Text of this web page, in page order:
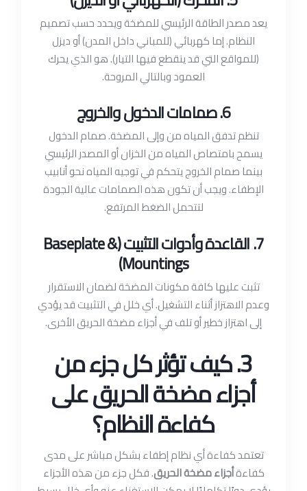
يعد مصدر الطاقة الرئيسي للمضخة ويحدد حسب تصميم
النظام. إما كهربائي (للمباني داخل المدن) أو ديزل
(للمواقع التي قد ينقطع فيها التيار). هو الذي يحرك
العمود وبالتالي المروحة.
6. صمامات الدخول والخروج
تنظم تدفق المياه من وإلى المضخة. صمام الدخول
يسمح بامتصاص المياه من الخزان أو المصدر الرئيسي
بينما صمام الخروج يتحكم في توجيه المياه نحو أنابيب
الإطفاء. ويجب أن تكون هذه الصمامات عالية الجودة
لتتحمل الضغط المرتفع.
7. القاعدة وأدوات التثبيت (Baseplate &
Mountings)
تثبت عليها كافة مكونات المضخة لضمان الاستقرار
وعدم الاهتزاز أثناء التشغيل. أي خلل في التثبيت قد يؤدي
إلى اهتزاز خطير أو تلف في أجزاء مضخة الحريق الأخرى.
3. كيف تؤثر كل جزء من
أجزاء مضخة الحريق على
كفاءة النظام؟
تعتمد كفاءة أي نظام إطفاء بشكل مباشر على مدى
كفاءةأجزاء مضخة الحريق. فكل جزء من هذه الأجزاء